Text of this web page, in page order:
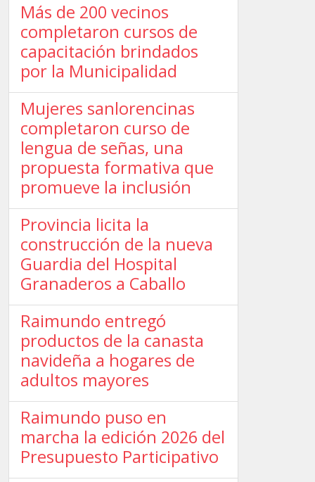
Más de 200 vecinos
completaron cursos de
capacitación brindados
por la Municipalidad
Mujeres sanlorencinas
completaron curso de
lengua de señas, una
propuesta formativa que
promueve la inclusión
Provincia licita la
construcción de la nueva
Guardia del Hospital
Granaderos a Caballo
Raimundo entregó
productos de la canasta
navideña a hogares de
adultos mayores
Raimundo puso en
marcha la edición 2026 del
Presupuesto Participativo